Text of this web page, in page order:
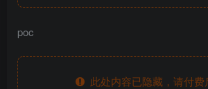
poc
此处内容已隐藏，请付费